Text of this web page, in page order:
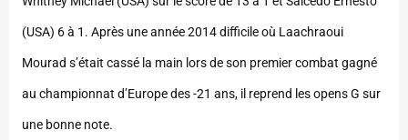
(USA) 6 à 1. Après une année 2014 difficile où Laachraoui
Mourad s’était cassé la main lors de son premier combat gagné
au championnat d’Europe des -21 ans, il reprend les opens G sur
une bonne note.